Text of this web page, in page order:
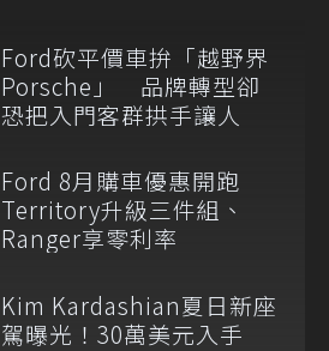
Ford砍平價車拚「越野界
Porsche」 品牌轉型卻
恐把入門客群拱手讓人
Ford 8月購車優惠開跑
Territory升級三件組、
Ranger享零利率
Kim Kardashian夏日新座
駕曝光！30萬美元入手